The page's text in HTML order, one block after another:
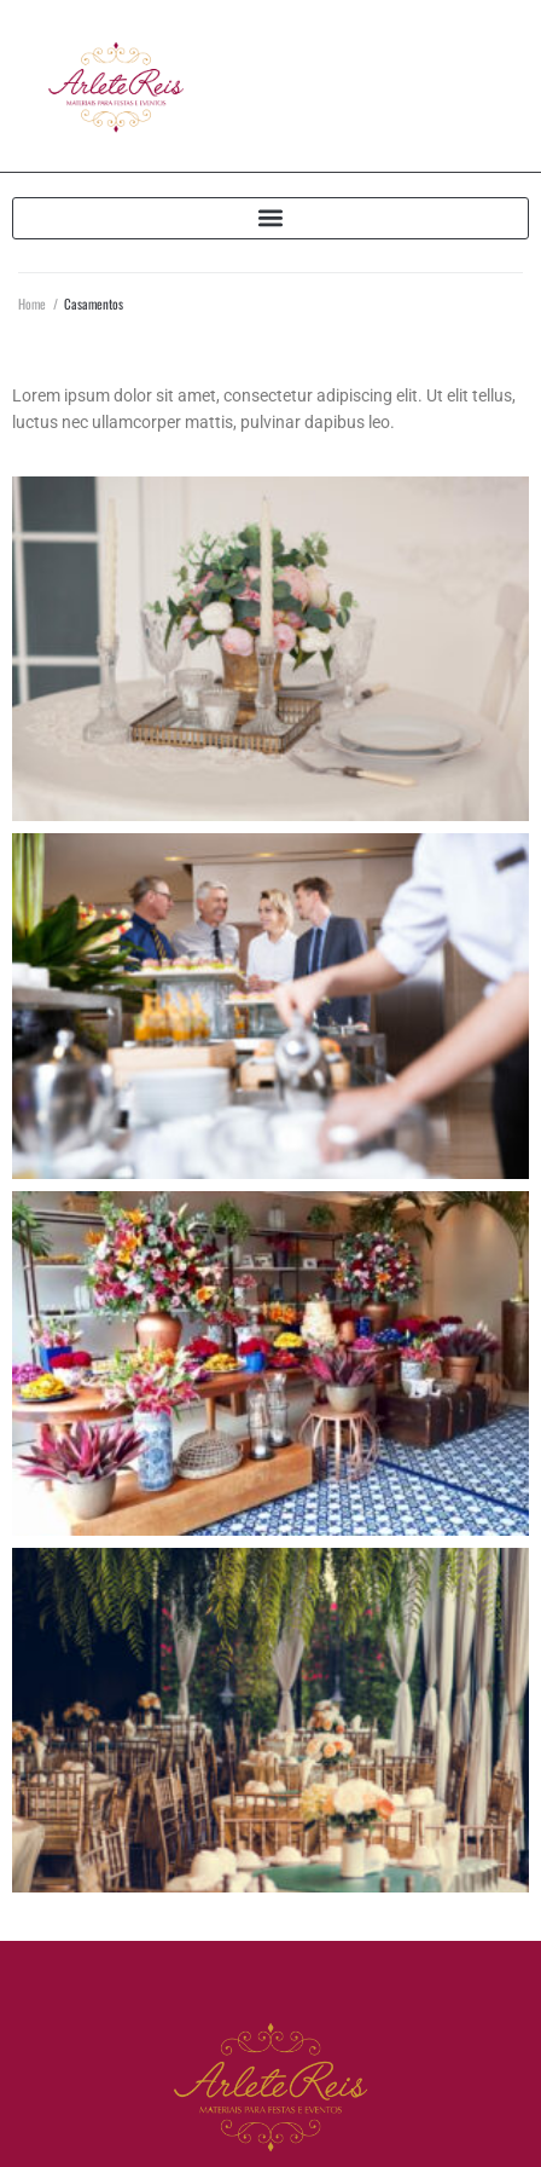
Home / Casamentos
Lorem ipsum dolor sit amet, consectetur adipiscing elit. Ut elit tellus,
luctus nec ullamcorper mattis, pulvinar dapibus leo.